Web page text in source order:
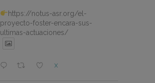
https://notus-asr.org/el-
proyecto-foster-encara-sus-
ultimas-actuaciones/
X